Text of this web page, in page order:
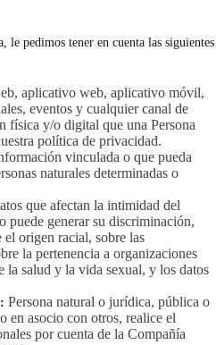
le pedimos tener en cuenta las siguientes
aplicativo web, aplicativo móvil,
eventos y cualquier canal de
física y/o digital que una Persona
política de privacidad.
vinculada o que pueda
naturales determinadas o
que afectan la intimidad del
puede generar su discriminación,
el origen racial, sobre las
la pertenencia a organizaciones
la salud y la vida sexual, y los datos
Persona natural o jurídica, pública o
en asocio con otros, realice el
por cuenta de la Compañía